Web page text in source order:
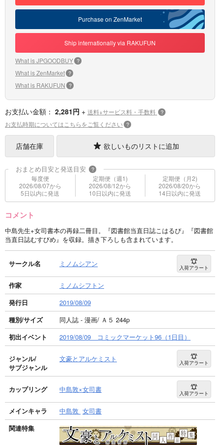
Purchase on ZenMarket
Ship internationally via RAKUFUN
What is JPGOODBUY ?
What is ZenMarket ?
What is RAKUFUN ?
お支払い金額： 2,281円 + 送料+サービス料・手数料 ?
お支払時期についてはこちらをご覧ください ?
店舗在庫 欲しいものリストに追加
おまとめ目安と発送目安 ?
毎度便
2026/08/07から
5日以内に発送
定期便（週1)
2026/08/12から
10日以内に発送
定期便（月2)
2026/08/20から
14日以内に発送
コメント
中島先生+女司書本の再録二冊目。『図書館当直日誌こはるび』『図書館
当直日誌むすびめ』を収録。描き下ろしも含まれています。
サークル名 ミノムシアン 入荷アラート
作家
ミノムシフトン
発行日
2019/08/09
種別/サイズ
同人誌 - 漫画/ Ａ５ 244p
初出イベント
2019/08/09 コミックマーケット96（1日目）
ジャンル/
サブジャンル
文豪とアルケミスト 入荷アラート
カップリング 中島敦×女司書 入荷アラート
メインキャラ 中島敦 女司書
関連特集